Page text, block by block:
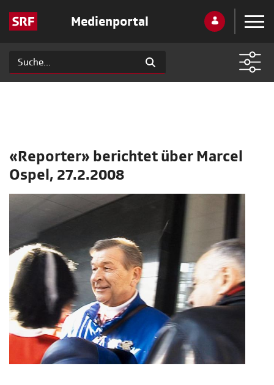
Medienportal
«Reporter» berichtet über Marcel
Ospel, 27.2.2008